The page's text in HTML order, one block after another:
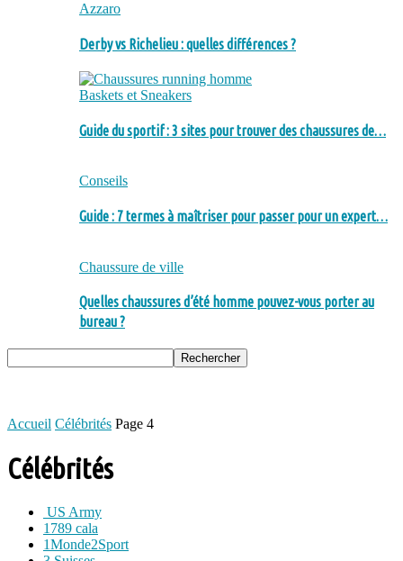
Azzaro
Derby vs Richelieu : quelles différences ?
Baskets et Sneakers
Guide du sportif : 3 sites pour trouver des chaussures de…
Conseils
Guide : 7 termes à maîtriser pour passer pour un expert…
Chaussure de ville
Quelles chaussures d’été homme pouvez-vous porter au
bureau ?
Accueil Célébrités Page 4
Célébrités
US Army
1789 cala
1Monde2Sport